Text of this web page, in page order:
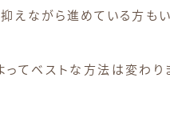
えながら進めている方もい
てベストな方法は変わ